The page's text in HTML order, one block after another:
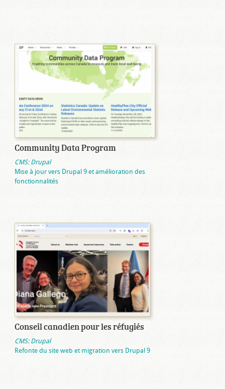
Community Data Program
CMS: Drupal
Mise à jour vers Drupal 9 et amélioration des
fonctionnalités
Conseil canadien pour les réfugiés
CMS: Drupal
Refonte du site web et migration vers Drupal 9